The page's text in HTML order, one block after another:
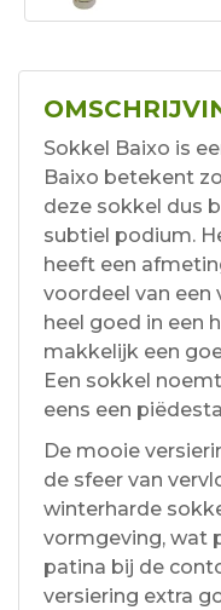
Sokkel Baixo is
Baixo betekent
deze sokkel dus
subtiel podium.
heeft een
voordeel van
heel goed in een
makkelijk een
Een sokkel
eens een
De mooie
de sfeer van
winterharde
vormgeving, wat
patina bij de
versiering extra